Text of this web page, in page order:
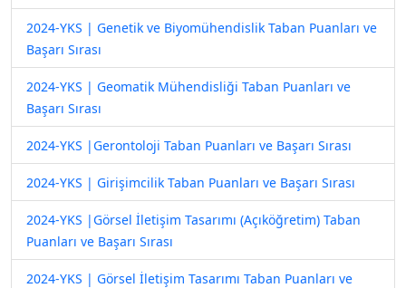
2024-YKS | Genetik ve Biyomühendislik Taban Puanları ve
Başarı Sırası
2024-YKS | Geomatik Mühendisliği Taban Puanları ve
Başarı Sırası
2024-YKS |Gerontoloji Taban Puanları ve Başarı Sırası
2024-YKS | Girişimcilik Taban Puanları ve Başarı Sırası
2024-YKS |Görsel İletişim Tasarımı (Açıköğretim) Taban
Puanları ve Başarı Sırası
2024-YKS | Görsel İletişim Tasarımı Taban Puanları ve